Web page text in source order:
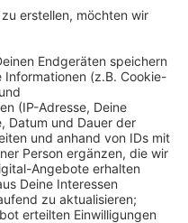
auch die
mitfliegen.
möglich.
05:48